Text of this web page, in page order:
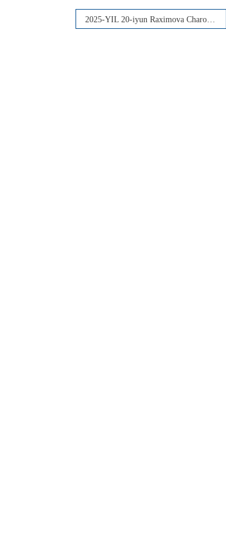
2025-YIL 20-iyun Raximova Charos Xamidulla qizining dissertatsiyasi muhokamasi